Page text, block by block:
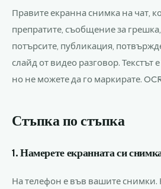
Правите екранна снимка на чат,
препратите, съобщение за
потърсите, публикация,
слайд от видео разговор. Текстът
но не можете да го маркирате.
Стъпка по стъпка
1. Намерете екранната си
На телефон е във вашите снимки.